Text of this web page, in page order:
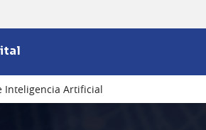
Inteligencia Artificial